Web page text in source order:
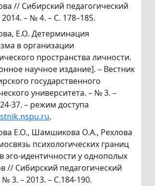
// Сибирский педагогический
– № 4. – С. 178–185.
Е.О. Детерминация
в организации
пространства личности.
научное издание]. – Вестник
государственного
университета. – № 3. –
37. – режим доступа
.
Е.О., Шамшикова О.А., Рехлова
психологических границ
эго-идентичности у однополых
// Сибирский педагогический
3. – 2013. – С.184-190.